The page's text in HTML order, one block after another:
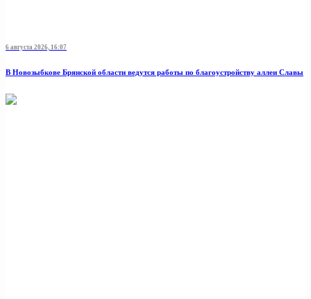
6 августа 2026, 16:07
В Новозыбкове Брянской области ведутся работы по благоустройству аллеи Славы